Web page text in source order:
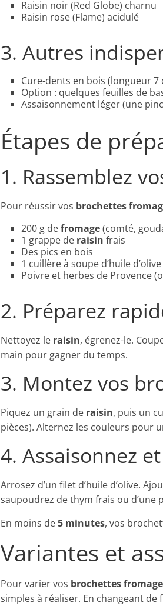
Raisin noir (Red Globe) charnu
Raisin rose (Flame) acidulé
3. Autres
Cure-dents en bois (longueur 7
Option : quelques feuilles de
Assaisonnement léger (une
Étapes de
1. Rassemblez
Pour réussir vos brochettes
200 g defromage(comté,
1 grappe de raisin frais
Des pics en bois
1 cuillère à soupe d’huile d’olive
Poivre et herbes de Provence
2. Préparez
Nettoyez le raisin, égrenez-le.
main pour gagner du temps.
3. Montez vos
Piquez un grain de raisin, puis un
pièces). Alternez les couleurs pour
4. Assaisonnez
Arrosez d’un filet d’huile d’olive.
saupoudrez de thym frais ou d’une
En moins de5 minutes, vos
Variantes et
Pour varier vos brochettes
simples à réaliser. En changeant